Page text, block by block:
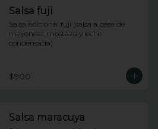
Salsa fuji
Salsa adicional fuji (salsa a base de
mayonesa, mostaza y leche
condensada)
$900
Salsa maracuya